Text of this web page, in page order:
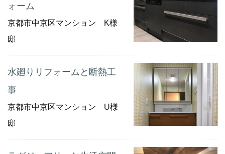
ォーム
京都市中京区マンション K様
邸
水廻りリフォームと断熱工
事
京都市中京区マンション U様
邸